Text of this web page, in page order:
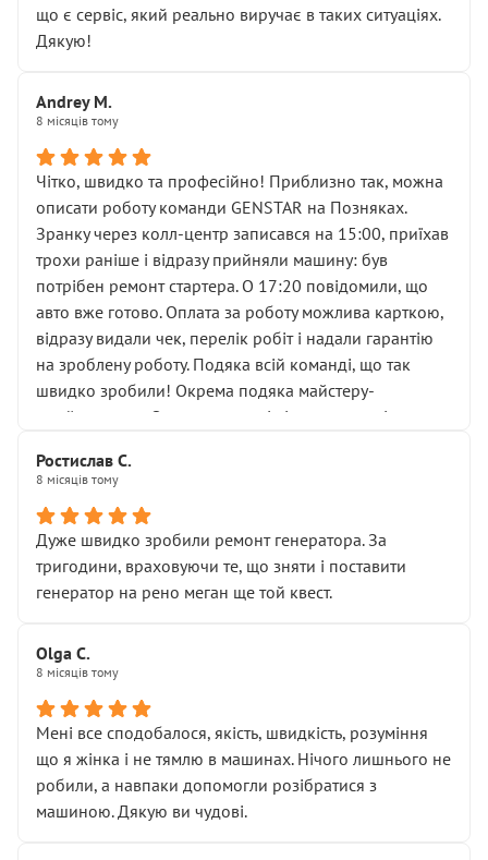
мені заявили, що бачок гальмівної рідини потрібно
міняти разом із головним гальмівним циліндром у
Для людини, яка хоча б трохи розуміється на техніці,
це звучить як мінімум непрофесійно, а як максимум —
спроба продати дорогий вузол замість елементарних
ущільнювачів.
Що прикро — це не перший мій візит. Раніше міняв у
вас стартер, і тоді сервіс наче справив хороше
враження. Але згодом знайшов декілька гайок під
лобовим склом. Мені пояснили, що це “старі гайки, які
відкручували”, і попросили не хвилюватися. ( надіюсь
новий власник, не застяг в полі))
Але після нинішнього візиту такі дрібниці вже не
здаються дрібницями.
Я — клієнт, який працює на довірі, і саме її цей сервіс
Хотілося б більше:
• належної уваги до авто
• прозорості в роботах і рахунках
• реальної діагностики, а не формального
“подивились і поїхав”
На жаль, складається враження, що сервіс працює не
Стосовно комунікації - все добре
що є сервіс, який реально виручає в таких ситуаціях.
Дякую!
Andrey M.
8 місяців тому
Чітко, швидко та професійно! Приблизно так, можна
описати роботу команди GENSTAR на Позняках.
Зранку через колл-центр записався на 15:00, приїхав
трохи раніше і відразу прийняли машину: був
потрібен ремонт стартера. О 17:20 повідомили, що
авто вже готово. Оплата за роботу можлива карткою,
відразу видали чек, перелік робіт і надали гарантію
на зроблену роботу. Подяка всій команді, що так
швидко зробили! Окрема подяка майстеру-
приймальнику Олександру: всі чітко та по суті.
звертатися до цього автосервісу.
Ростислав С.
8 місяців тому
Дуже швидко зробили ремонт генератора. За
тригодини, враховуючи те, що зняти і поставити
генератор на рено меган ще той квест.
Olga С.
8 місяців тому
Мені все сподобалося, якість, швидкість, розуміння
що я жінка і не тямлю в машинах. Нічого лишнього не
робили, а навпаки допомогли розібратися з
машиною. Дякую ви чудові.